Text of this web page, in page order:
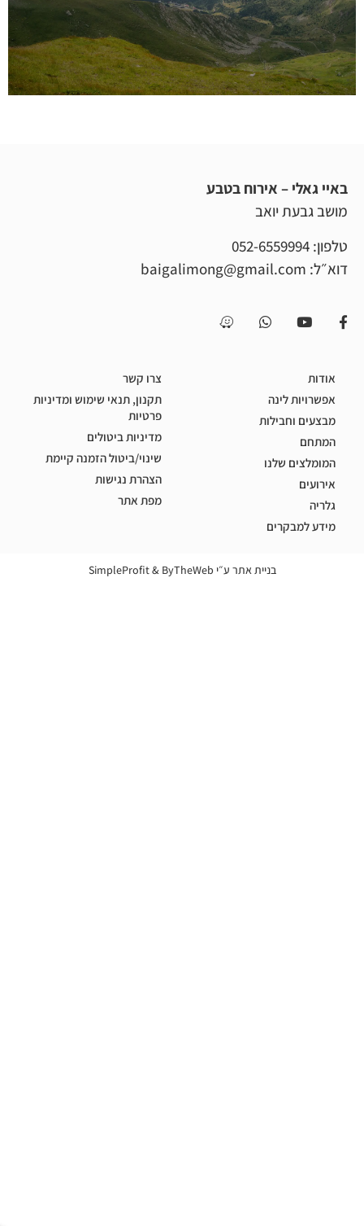
– אירוח בטבע
יואב
052-
שלנו
תקנון, תנאי שימוש ומדיניות
מדיניות ביטולים
שינוי/ביטול הזמנה קיימת
SimpleProfit &ByTheWeb